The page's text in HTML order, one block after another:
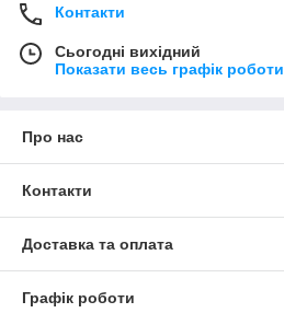
Контакти
Сьогодні вихідний
Показати весь графік роботи
Про нас
Контакти
Доставка та оплата
Графік роботи